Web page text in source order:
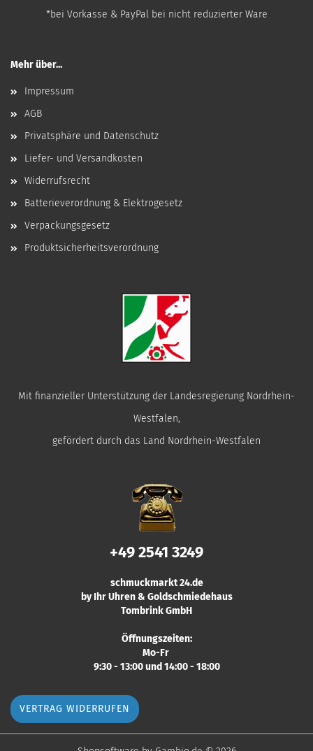
*bei Vorkasse & PayPal bei nicht reduzierter Ware
Mehr über...
Impressum
AGB
Privatsphäre und Datenschutz
Liefer- und Versandkosten
Widerrufsrecht
Batterieverordnung & Elektrogesetz
Verpackungsgesetz
Produktsicherheitsverordnung
Mit finanzieller Unterstützung der Landesregierung Nordrhein-
Westfalen,
gefördert durch das Land Nordrhein-Westfalen
+49 2541 3249
schmuckmarkt 24.de
by Ihr Uhren & Goldschmiedehaus
Tombrink GmbH
Öffnungszeiten:
Mo-Fr
9:30 - 13:00 und 14:00 - 18:00
VERTRAG WIDERRUFEN